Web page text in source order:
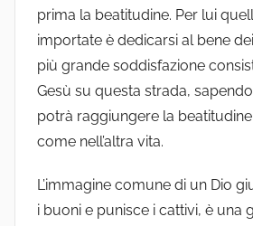
prima la beatitudine. Per lui
importate è dedicarsi al bene
più grande soddisfazione
Gesù su questa strada,
potrà raggiungere la
come nell’altra vita.
L’immagine comune di un Dio
i buoni e punisce i cattivi, è una